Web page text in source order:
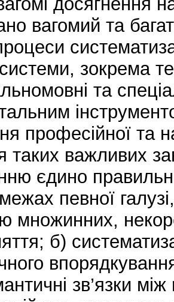
вагомий та
зокрема
та
професійної та
таких важливих
єдино
певної
множинних,
б)
зв’язки